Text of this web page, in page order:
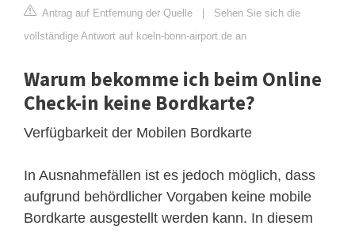
Antrag auf Entfernung der Quelle | Sehen Sie sich die
vollständige Antwort auf koeln-bonn-airport.de an
Warum bekomme ich beim Online
Check-in keine Bordkarte?
Verfügbarkeit der Mobilen Bordkarte
In Ausnahmefällen ist es jedoch möglich, dass
aufgrund behördlicher Vorgaben keine mobile
Bordkarte ausgestellt werden kann. In diesem